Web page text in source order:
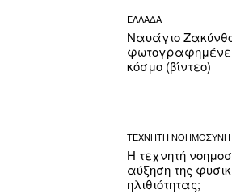
ΕΛΛΑΔΑ
Ναυάγιο
κόσμο (βίντεο)
ΤΕΧΝΗΤΗ ΝΟΗΜΟΣΥΝΗ
Η τεχνητή
αύξηση της
ηλιθιότητας;